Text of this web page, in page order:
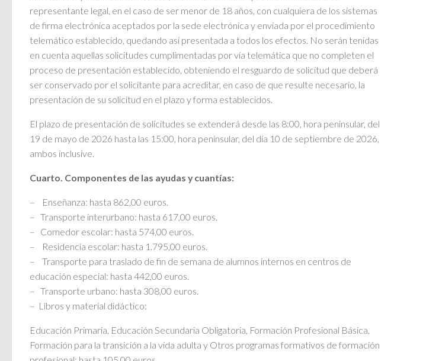
representante legal, en el caso de ser menor de 18 años, con cualquiera de los sistemas
de firma electrónica aceptados por la sede electrónica y enviada por el procedimiento
telemático establecido, quedando así presentada a todos los efectos. No serán tenidas
en cuenta aquellas solicitudes cumplimentadas por vía telemática que no completen el
proceso de presentación establecido, obteniendo el resguardo de solicitud que deberá
ser conservado por el solicitante para acreditar, en caso de que resulte necesario, la
presentación de su solicitud en el plazo y forma establecidos.
El plazo de presentación de solicitudes se extenderá desde las 8:00, hora peninsular, del
19 de mayo de 2026 hasta las 15:00, hora peninsular, del día 10 de septiembre de 2026,
ambos inclusive.
Cuarto. Componentes de las ayudas y cuantías:
– Enseñanza: hasta 862,00 euros.
– Transporte interurbano: hasta 617,00 euros.
– Comedor escolar: hasta 574,00 euros.
– Residencia escolar: hasta 1.795,00 euros.
– Transporte para traslado de fin de semana de alumnos internos en centros de
educación especial: hasta 442,00 euros.
– Transporte urbano: hasta 308,00 euros.
– Libros y material didáctico:
Educación Primaria, Educación Secundaria Obligatoria, Formación Profesional Básica,
Formación para la transición a la vida adulta y Otros programas formativos de formación